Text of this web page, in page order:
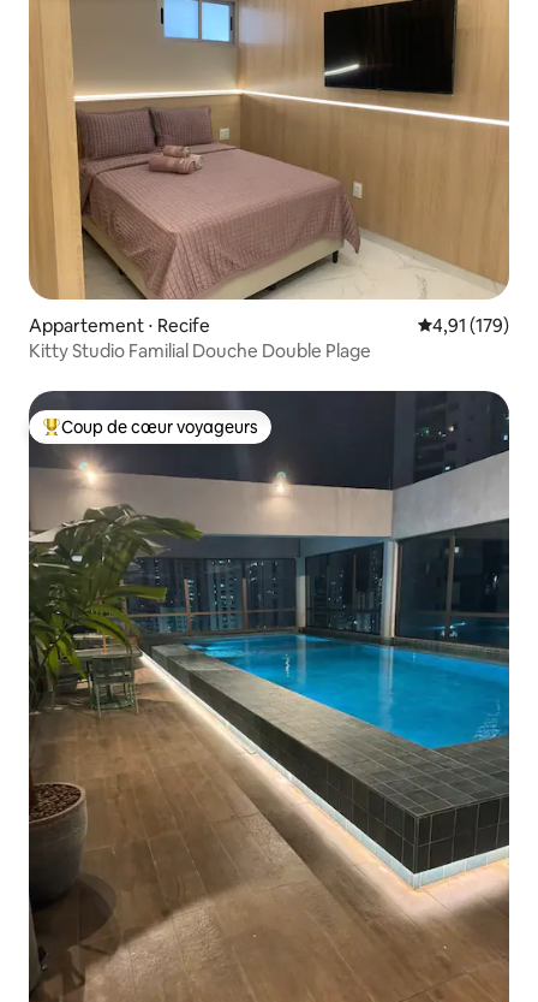
Appartement ⋅ Recife Évaluation
4,91 (179)
Kitty Studio Familial Douche Double Plage
Coups de cœur voyageurs les plus appréciés
Coup de cœur voyageurs